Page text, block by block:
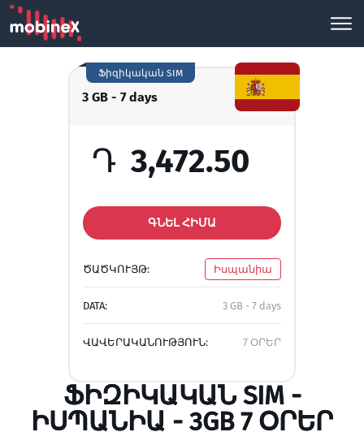
3 GB - 7 days
Ֆիզիկական SIM
Դ 3,472.50
ԳՆԵԼ ՀԻՄԱ
ԾԱԾԿՈՒՅԹ: Իսպանիա
DATA: 3 GB - 7 days
ՎԱՎԵՐԱԿԱՆՈՒԹՅՈՒՆ: 7 ՕՐԵՐ
ՖԻԶԻԿԱԿԱՆ SIM -
ԻՍՊԱՆԻԱ - 3GB 7 ՕՐԵՐ